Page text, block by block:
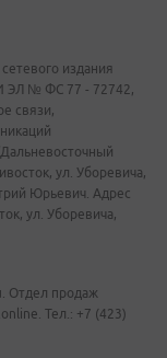
издания
ЭЛ № ФС 77 - 72742,
связи,
ул. Уборевича,
Юрьевич. Адрес
ул. Уборевича,
Отдел продаж
Тел.: +7 (423)